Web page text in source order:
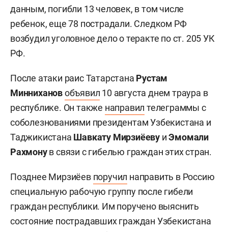
данным, погибли 13 человек, в том числе
ребенок, еще 78 пострадали. Следком РФ
возбудил уголовное дело о теракте по ст. 205 УК
РФ.
После атаки раис Татарстана Рустам
Миннихановобъявил 10 августа днем траура в
республике. Он также направил телеграммы с
соболезнованиями президентам Узбекистана и
Таджикистана Шавкату Мирзиёеву иЭмомали
Рахмонув связи с гибелью граждан этих стран.
Позднее Мирзиёев поручил направить в Россию
специальную рабочую группу после гибели
граждан республики. Им поручено выяснить
состояние пострадавших граждан Узбекистана